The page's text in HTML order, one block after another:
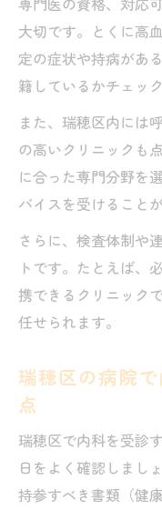
大切です。とくに高
定の症状や持病があ
籍しているかチェッ
また、瑞穂区内には
の高いクリニックも
に合った専門分野を
バイスを受けること
さらに、検査体制や
トです。たとえば、
携できるクリニック
任せられます。
瑞穂区の病院
点
瑞穂区で内科を受診
日をよく確認しまし
持参すべき書類（健